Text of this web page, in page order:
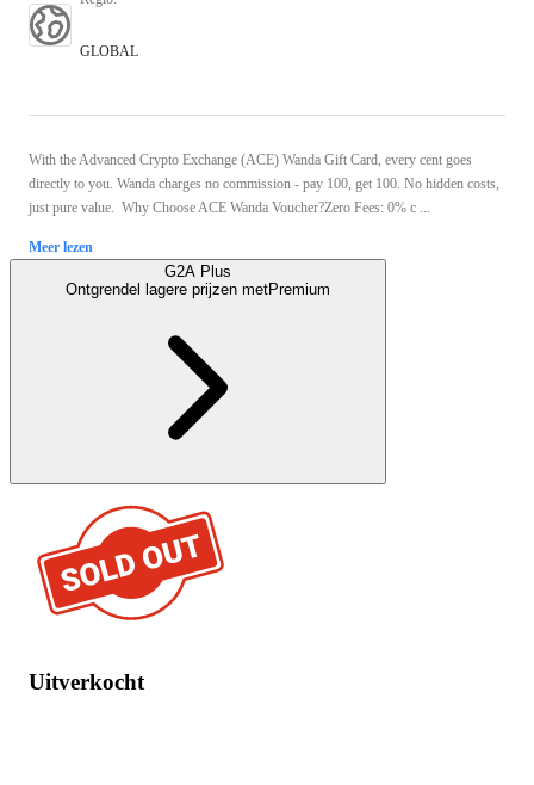
GLOBAL
With the Advanced Crypto Exchange (ACE) Wanda Gift Card, every cent goes
directly to you. Wanda charges no commission - pay 100, get 100. No hidden costs,
just pure value. Why Choose ACE Wanda Voucher?Zero Fees: 0% c ...
Meer lezen
G2A Plus
Ontgrendel lagere prijzen metPremium
Uitverkocht